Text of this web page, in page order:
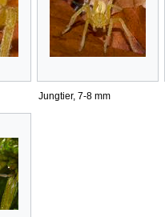
Jungtier, 7-8 mm